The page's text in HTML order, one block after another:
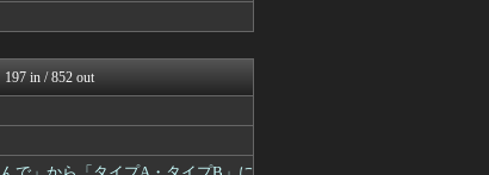
197 in / 852 out